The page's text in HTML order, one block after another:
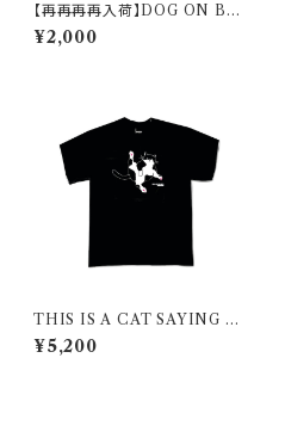
【再再再再入荷】DOG ON BO
ARD magnet
¥2,000
THIS IS A CAT SAYING H
ELLO :) / T-shirt / Black
¥5,200